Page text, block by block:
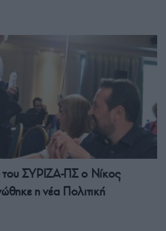
ΣΥΡΙΖΑ-ΠΣ ο Νίκος
η νέα Πολιτική